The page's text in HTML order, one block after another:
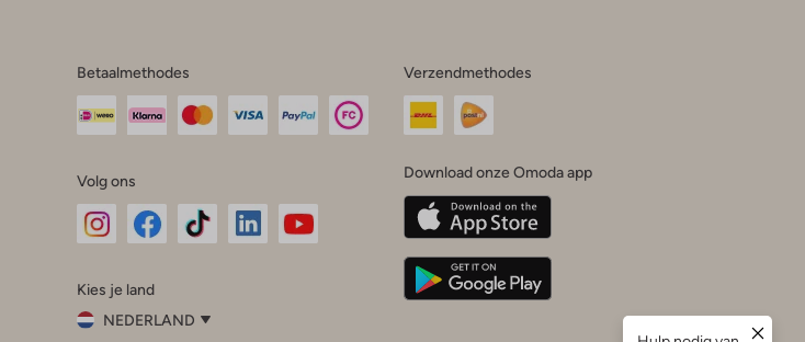
Betaalmethodes
Volg ons
InstagramFacebook
Kies je land
NEDERLAND
Verzendmethodes
Download onze Omoda app